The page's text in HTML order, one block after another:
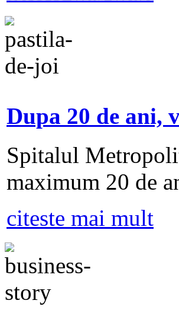
Dupa 20 de ani,
Spitalul
maximum 20 de
citeste mai mult